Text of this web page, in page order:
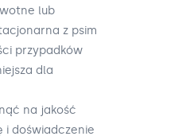
lub
z psim
przypadków
dla
na jakość
i doświadczenie